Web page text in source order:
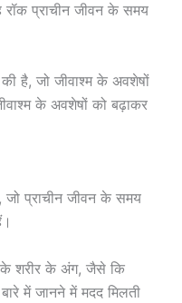
रॉक प्राचीन जीवन के समय
है, जो जीवाश्म के अवशेषों
के अवशेषों को बढ़ाकर
जो प्राचीन जीवन के समय
के शरीर के अंग, जैसे कि
में जानने में मदद मिलती